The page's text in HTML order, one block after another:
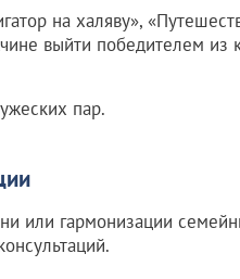
на халяву»,
выйти победителем из
пар.
или гармонизации